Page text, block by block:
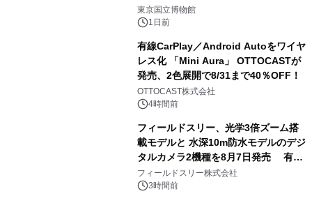
東京国立博物館
1日前
有線CarPlay／Android Autoをワイヤ
レス化 「Mini Aura」 OTTOCASTが
発売、2色展開で8/31まで40％OFF！
OTTOCAST株式会社
4時間前
フィールドスリー、光学3倍ズーム搭
載モデルと 水深10m防水モデルのデジ
タルカメラ2機種を8月7日発売 有効
約1300万画素、用途別に選べるコンデ
ジ新登場
フィールドスリー株式会社
3時間前